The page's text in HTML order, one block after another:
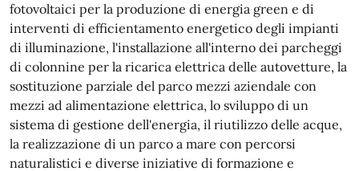
fotovoltaici per la produzione di energia green e di
interventi di efficientamento energetico degli impianti
di illuminazione, l'installazione all'interno dei parcheggi
di colonnine per la ricarica elettrica delle autovetture, la
sostituzione parziale del parco mezzi aziendale con
mezzi ad alimentazione elettrica, lo sviluppo di un
sistema di gestione dell'energia, il riutilizzo delle acque,
la realizzazione di un parco a mare con percorsi
naturalistici e diverse iniziative di formazione e